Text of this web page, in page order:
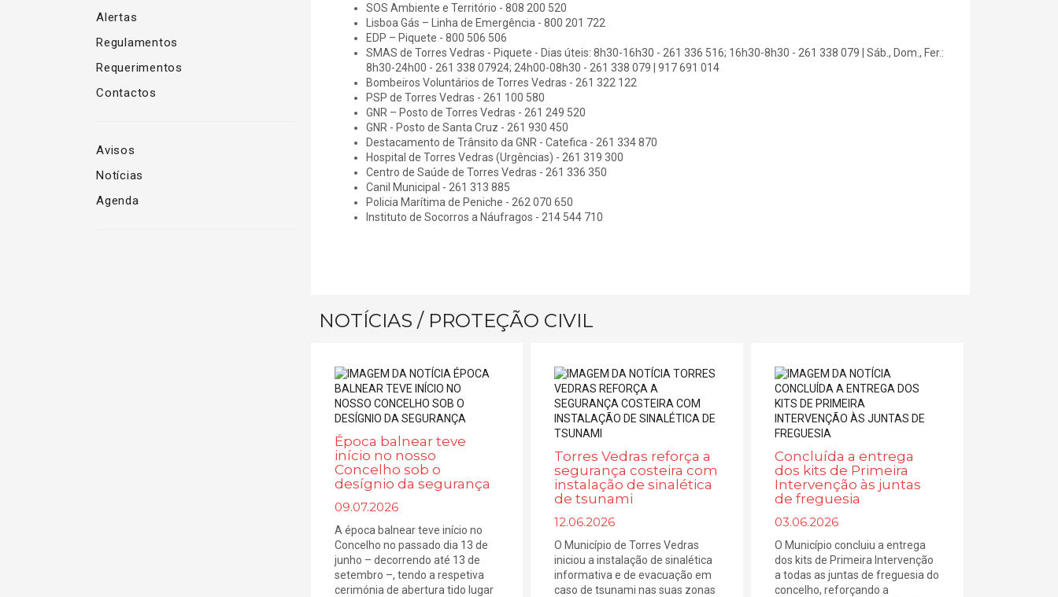
Alertas
Regulamentos
Requerimentos
Contactos
Avisos
Notícias
Agenda
SOS Ambiente e Território - 808 200 520
Lisboa Gás – Linha de Emergência - 800 201 722
EDP – Piquete - 800 506 506
SMAS de Torres Vedras - Piquete - Dias úteis: 8h30-16h30 - 261 336 516; 16h30-8h30 - 261 338 079 | Sáb., Dom., Fer.:
8h30-24h00 - 261 338 07924; 24h00-08h30 - 261 338 079 | 917 691 014
Bombeiros Voluntários de Torres Vedras - 261 322 122
PSP de Torres Vedras - 261 100 580
GNR – Posto de Torres Vedras - 261 249 520
GNR - Posto de Santa Cruz - 261 930 450
Destacamento de Trânsito da GNR - Catefica - 261 334 870
Hospital de Torres Vedras (Urgências) - 261 319 300
Centro de Saúde de Torres Vedras - 261 336 350
Canil Municipal - 261 313 885
Policia Marítima de Peniche - 262 070 650
Instituto de Socorros a Náufragos - 214 544 710
NOTÍCIAS / PROTEÇÃO CIVIL
Época balnear teve
início no nosso
Concelho sob o
desígnio da segurança
09.07.2026
A época balnear teve início no
Concelho no passado dia 13 de
junho – decorrendo até 13 de
setembro –, tendo a respetiva
cerimónia de abertura tido lugar
Torres Vedras reforça a
segurança costeira com
instalação de sinalética
de tsunami
12.06.2026
O Município de Torres Vedras
iniciou a instalação de sinalética
informativa e de evacuação em
caso de tsunami nas suas zonas
Concluída a entrega
dos kits de Primeira
Intervenção às juntas
de freguesia
03.06.2026
O Município concluiu a entrega
dos kits de Primeira Intervenção
a todas as juntas de freguesia do
concelho, reforçando a